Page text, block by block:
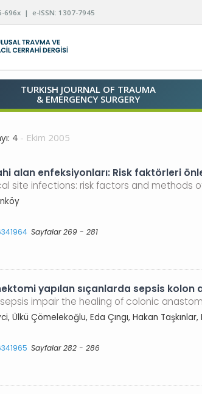
696x | e-ISSN: 1307-7945
TURKISH JOURNAL OF TRAUMA
& EMERGENCY SURGERY
4 - Ekim 2005
alan enfeksiyonları: Risk faktörleri
site infections: risk factors and methods
Sayfalar 269 - 281
yapılan sıçanlarda sepsis
impair the healing of colonic
Ülkü Çömelekoğlu, Eda Çıngı, Hakan
Sayfalar 282 - 286